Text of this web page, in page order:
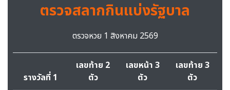
ตรวจสลากกินแบ่งรัฐบาล
ตรวจหวย 1 สิงหาคม 2569
รางวัลที่ 1
เลขท้าย 2
ตัว
เลขหน้า 3
ตัว
เลขท้าย 3
ตัว